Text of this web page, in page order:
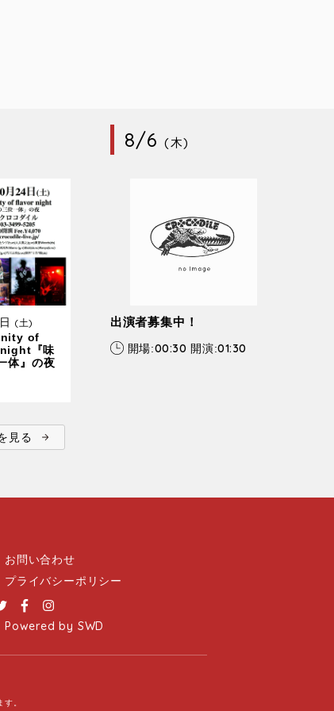
(土)
of
『味
体』の夜
見る
8/6(木)
出演者募集中！
開場:00:30 開演:01:30
お問い合わせ
プライバシーポリシー
TwitterFacebook
Powered by SWD
。